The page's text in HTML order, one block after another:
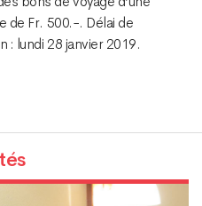
de Fr. 500.-. Délai de
: lundi 28 janvier 2019.